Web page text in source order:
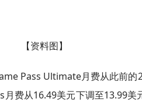
【资料图】
Pass Ultimate月费从此前的
月费从16.49美元下调至13.99美